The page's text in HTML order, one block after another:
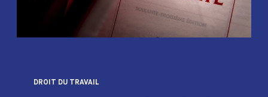
DROIT DU TRAVAIL